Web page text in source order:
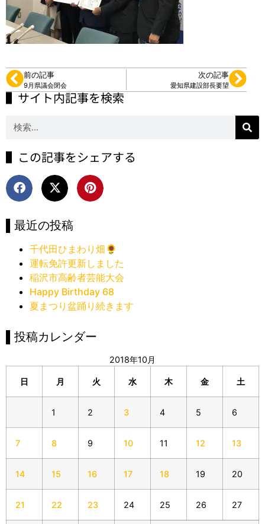
前の記事
9月県議会閉会
次の記事
愛知県建設部長要望
▌サイト内記事を検索
▌この記事をシェアする
▌最近の投稿
千代田ひまわり畑🌻
運転免許更新しました
稲沢市高齢者芸能大会
Happy Birthday 68
夏まつり盆踊り続きます
▌投稿カレンダー
2018年10月
日 月 火 水 木 金 土
1 2 3 4 5 6
7 8 9 10 11 12 13
14 15 16 17 18 19 20
21 22 23 24 25 26 27